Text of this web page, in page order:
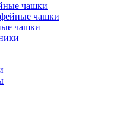
чашки
чашки
чашки